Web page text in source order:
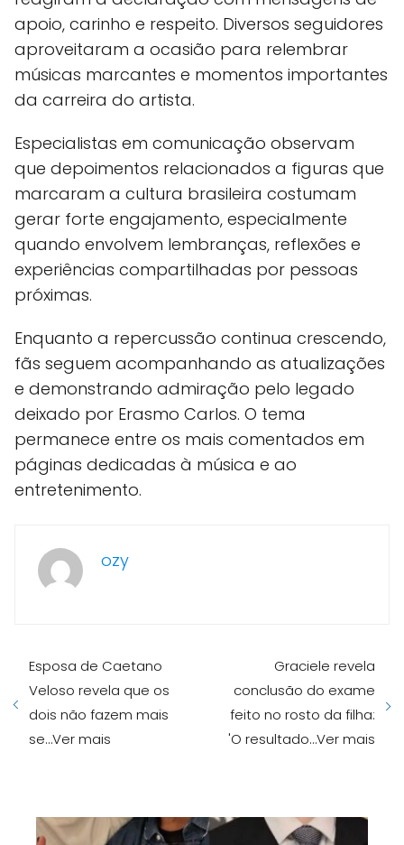
apoio, carinho e respeito. Diversos seguidores
aproveitaram a ocasião para relembrar
músicas marcantes e momentos importantes
da carreira do artista.
Especialistas em comunicação observam
que depoimentos relacionados a figuras que
marcaram a cultura brasileira costumam
gerar forte engajamento, especialmente
quando envolvem lembranças, reflexões e
experiências compartilhadas por pessoas
próximas.
Enquanto a repercussão continua crescendo,
fãs seguem acompanhando as atualizações
e demonstrando admiração pelo legado
deixado por Erasmo Carlos. O tema
permanece entre os mais comentados em
páginas dedicadas à música e ao
entretenimento.
ozy
Esposa de Caetano
Veloso revela que os
dois não fazem mais
se…Ver mais
Graciele revela
conclusão do exame
feito no rosto da filha:
'O resultado…Ver mais